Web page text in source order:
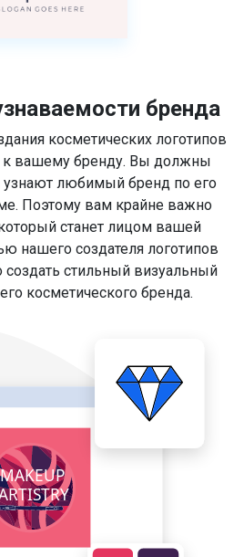
бренда
косметических логотипов
вашему бренду. Вы должны
узнают любимый бренд по его
Поэтому вам крайне важно
станет лицом вашей
нашего создателя логотипов
стильный визуальный
косметического бренда.